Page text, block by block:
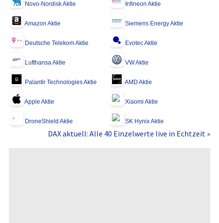
Novo-Nordisk Aktie Infineon Aktie
Amazon Aktie Siemens Energy Aktie
Deutsche Telekom Aktie Evotec Aktie
Lufthansa Aktie VW Aktie
Palantir Technologies Aktie AMD Aktie
Apple Aktie Xiaomi Aktie
DroneShield Aktie SK Hynix Aktie
DAX aktuell: Alle 40 Einzelwerte live in Echtzeit »